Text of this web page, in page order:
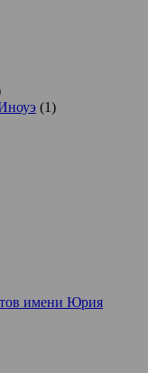
(1)
имени Юрия